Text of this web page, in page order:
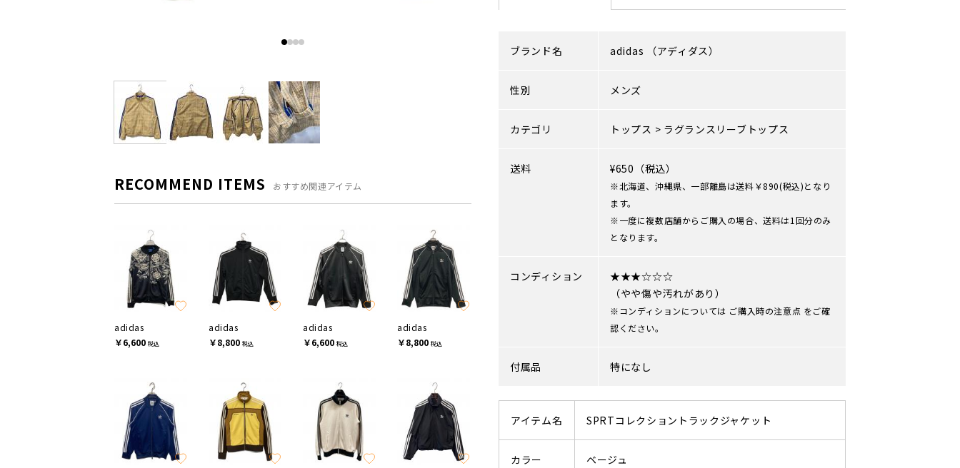
RECOMMEND ITEMS おすすめ関連アイテム
adidas
￥6,600 税込
adidas
￥8,800 税込
adidas
￥6,600 税込
adidas
￥8,800 税込
ブランド名 adidas （アディダス）
性別 メンズ
カテゴリ トップス > ラグランスリーブトップス
送料 ¥650（税込）
※北海道、沖縄県、一部離島は送料￥890(税込)となり
ます。
※一度に複数店舗からご購入の場合、送料は1回分のみ
となります。
コンディション
★★★☆☆☆
（やや傷や汚れがあり）
※コンディションについては ご購入時の注意点 をご確
認ください。
付属品 特になし
アイテム名 SPRTコレクショントラックジャケット
カラー ベージュ